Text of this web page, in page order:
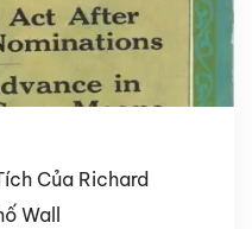
Của Richard
Wall